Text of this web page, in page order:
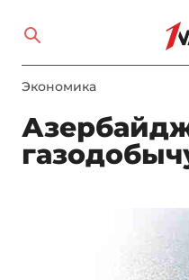
Экономика